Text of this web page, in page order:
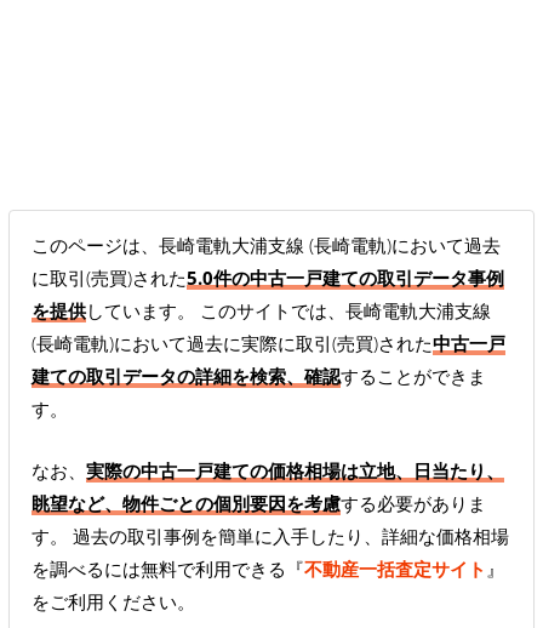
このページは、長崎電軌大浦支線 (長崎電軌)において過去
に取引(売買)された5.0件の中古一戸建ての取引データ事例
を提供しています。 このサイトでは、長崎電軌大浦支線
(長崎電軌)において過去に実際に取引(売買)された中古一戸
建ての取引データの詳細を検索、確認することができま
す。
なお、 実際の中古一戸建ての価格相場は立地、日当たり、
眺望など、物件ごとの個別要因を考慮する必要がありま
す。 過去の取引事例を簡単に入手したり、詳細な価格相場
を調べるには無料で利用できる『不動産一括査定サイト 』
をご利用ください。